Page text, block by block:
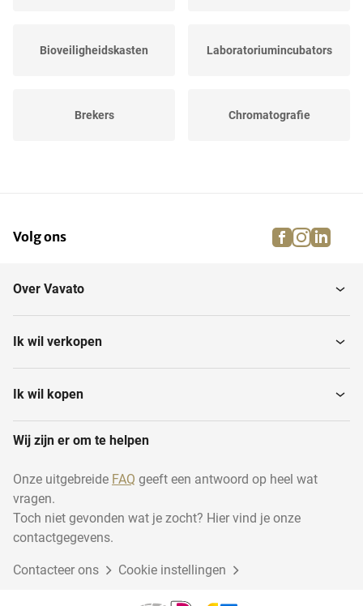
Bioveiligheidskasten Laboratoriumincubators
Brekers Chromatografie
Schoonmaakapparatuur Laboratoriumkoelkasten
Laboratoriumvriezers
Verwarmingsapparatuur Mengapparatuur
Volg ons facebook
Over Vavato
Ik wil verkopen
Ik wil kopen
Wij zijn er om te helpen
Onze uitgebreide FAQ geeft een antwoord op heel wat
vragen.
Toch niet gevonden wat je zocht? Hier vind je onze
contactgegevens.
Contacteer ons Cookie instellingen